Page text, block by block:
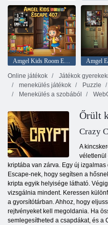
Amgel Kids Room Escape 407
Online játékok
Játékok
menekülés játékok
Puzzle
Menekülés a szobából
Őrült
Crazy
A
véletlenül
kriptába van zárva. Egy új
Escape-nek, hogy segítsen a
kripta egyik helyisége látható.
vizsgálnia mindent. Keressen
a gyorsítótárban. Ahhoz, hogy
rejtvényeket kell megoldania. Ha
semlegesítheted a csapdákat, és a